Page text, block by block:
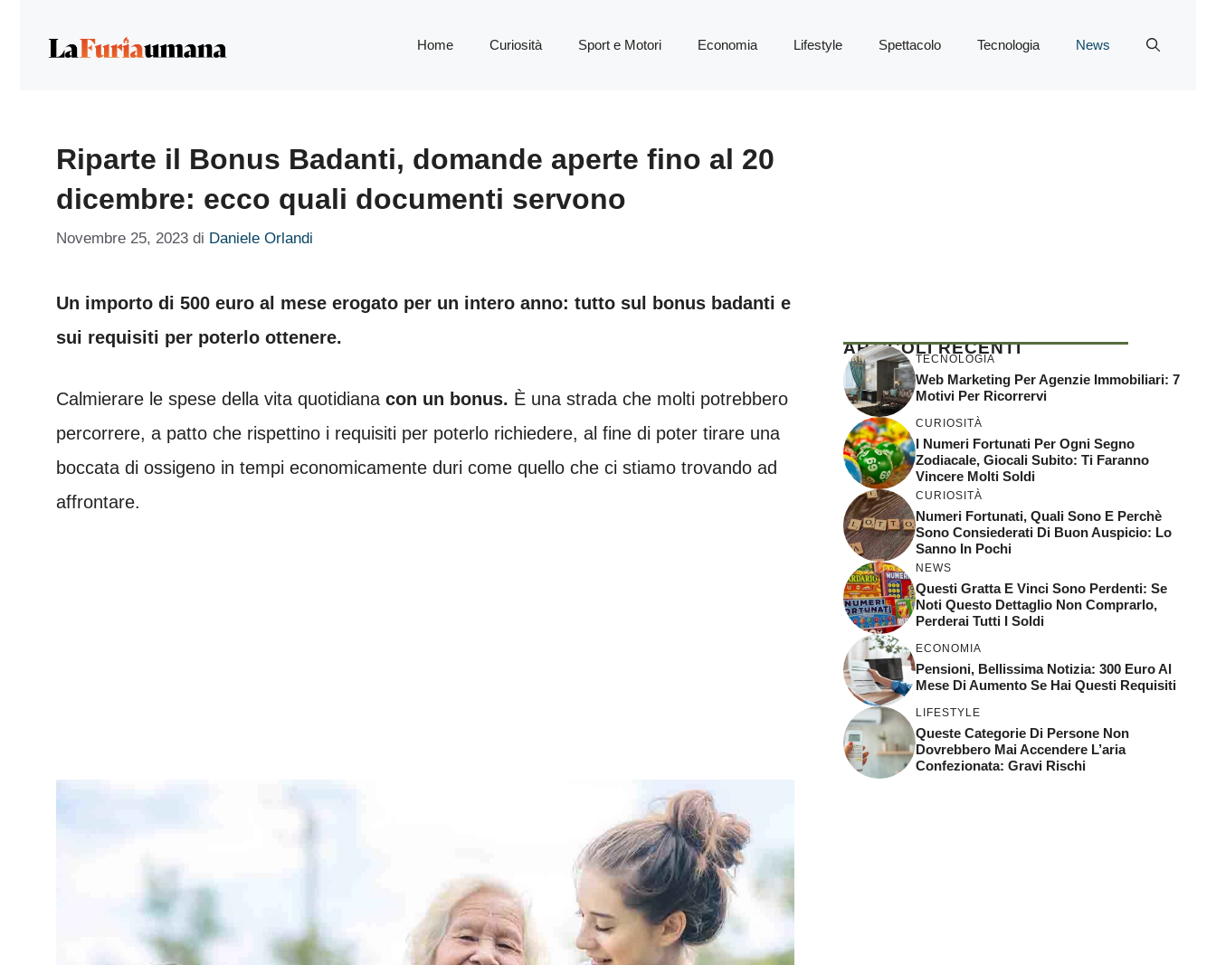
Home Curiosità Sport e Motori Economia Lifestyle Spettacolo Tecnologia News
Riparte il Bonus Badanti, domande aperte fino al 20
dicembre: ecco quali documenti servono
Novembre 25, 2023 di Daniele Orlandi
Un importo di 500 euro al mese erogato per un intero anno: tutto sul bonus badanti e
sui requisiti per poterlo ottenere.
Calmierare le spese della vita quotidiana con un bonus. È una strada che molti potrebbero
percorrere, a patto che rispettino i requisiti per poterlo richiedere, al fine di poter tirare una
boccata di ossigeno in tempi economicamente duri come quello che ci stiamo trovando ad
affrontare.
ARTICOLI RECENTI
TECNOLOGIA
Web Marketing Per Agenzie Immobiliari: 7
Motivi Per Ricorrervi
CURIOSITÀ
I Numeri Fortunati Per Ogni Segno
Zodiacale, Giocali Subito: Ti Faranno
Vincere Molti Soldi
CURIOSITÀ
Numeri Fortunati, Quali Sono E Perchè
Sono Consiederati Di Buon Auspicio: Lo
Sanno In Pochi
NEWS
Questi Gratta E Vinci Sono Perdenti: Se
Noti Questo Dettaglio Non Comprarlo,
Perderai Tutti I Soldi
ECONOMIA
Pensioni, Bellissima Notizia: 300 Euro Al
Mese Di Aumento Se Hai Questi Requisiti
LIFESTYLE
Queste Categorie Di Persone Non
Dovrebbero Mai Accendere L’aria
Confezionata: Gravi Rischi